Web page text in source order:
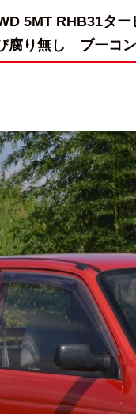
5MT RHB31ター
腐り無し ブーコン